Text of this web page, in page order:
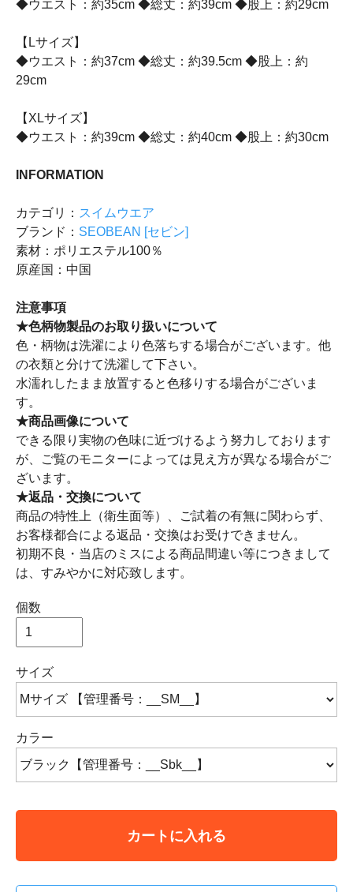
◆ウエスト：約35cm ◆総丈：約39cm ◆股上：約29cm
【Lサイズ】
◆ウエスト：約37cm ◆総丈：約39.5cm ◆股上：約
29cm
【XLサイズ】
◆ウエスト：約39cm ◆総丈：約40cm ◆股上：約30cm
INFORMATION
カテゴリ： スイムウエア
ブランド： SEOBEAN [セビン]
素材：ポリエステル100％
原産国：中国
注意事項
★色柄物製品のお取り扱いについて
色・柄物は洗濯により色落ちする場合がございます。他
の衣類と分けて洗濯して下さい。
水濡れしたまま放置すると色移りする場合がございま
す。
★商品画像について
できる限り実物の色味に近づけるよう努力しております
が、ご覧のモニターによっては見え方が異なる場合がご
ざいます。
★返品・交換について
商品の特性上（衛生面等）、ご試着の有無に関わらず、
お客様都合による返品・交換はお受けできません。
初期不良・当店のミスによる商品間違い等につきまして
は、すみやかに対応致します。
個数
サイズ
カラー
カートに入れる